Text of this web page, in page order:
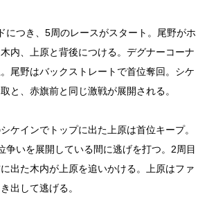
につき、5周のレースがスタート。尾野がホ
内、上原と背後につける。デグナーコーナ
尾野はバックストレートで首位奪回。シケ
と、赤旗前と同じ激戦が展開される。
ケインでトップに出た上原は首位キープ。
争いを展開している間に逃げを打つ。2周目
出た木内が上原を追いかける。上原はファ
出して逃げる。